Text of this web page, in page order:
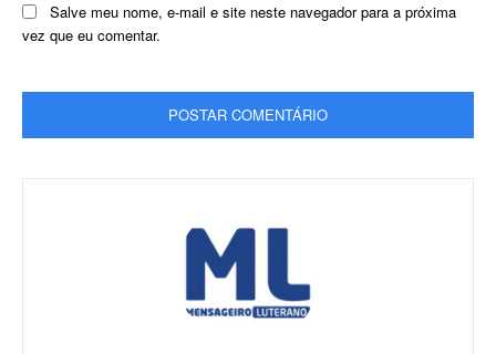
Salve meu nome, e-mail e site neste navegador para a próxima
vez que eu comentar.